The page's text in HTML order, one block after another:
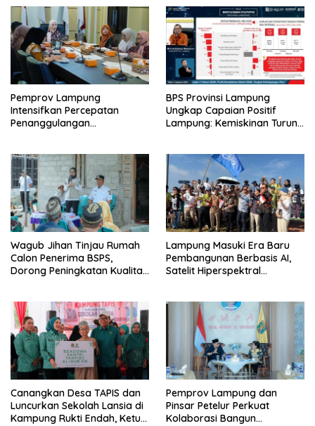
Pemprov Lampung
Intensifkan Percepatan
Penanggulangan
BPS Provinsi Lampung
Ungkap Capaian Positif
Lampung: Kemiskinan Turun,
Wagub Jihan Tinjau Rumah
Calon Penerima BSPS,
Dorong Peningkatan Kualitas
Lampung Masuki Era Baru
Pembangunan Berbasis AI,
Satelit Hiperspektral
Canangkan Desa TAPIS dan
Luncurkan Sekolah Lansia di
Kampung Rukti Endah, Ketua
Pemprov Lampung dan
Pinsar Petelur Perkuat
Kolaborasi Bangun